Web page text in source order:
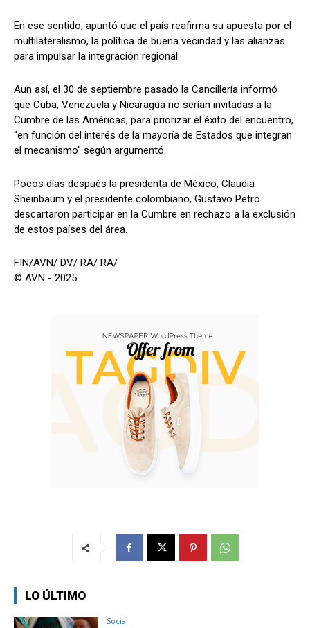
En ese sentido, apuntó que el país reafirma su apuesta por el
multilateralismo, la política de buena vecindad y las alianzas
para impulsar la integración regional.
Aun así, el 30 de septiembre pasado la Cancillería informó
que Cuba, Venezuela y Nicaragua no serían invitadas a la
Cumbre de las Américas, para priorizar el éxito del encuentro,
“en función del interés de la mayoría de Estados que integran
el mecanismo" según argumentó.
Pocos días después la presidenta de México, Claudia
Sheinbaum y el presidente colombiano, Gustavo Petro
descartaron participar en la Cumbre en rechazo a la exclusión
de estos países del área.
FIN/AVN/ DV/ RA/ RA/
© AVN - 2025
LO ÚLTIMO
Social